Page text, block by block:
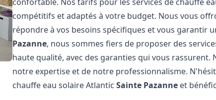
compétitifs et adaptés à votre budget. Nous vous
répondre à vos besoins spécifiques et vous garantir
Pazanne, nous sommes fiers de proposer des
haute qualité, avec des garanties qui vous
notre expertise et de notre professionnalisme.
chauffe eau solaire AtlanticSainte Pazanne et